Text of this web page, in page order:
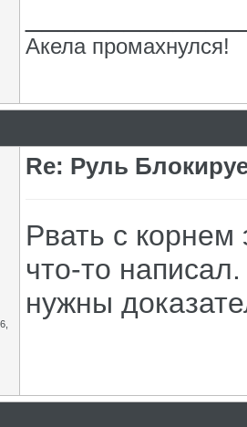
Акела промахнулся!
Re: Руль
Рвать с корнем
что-то
нужны